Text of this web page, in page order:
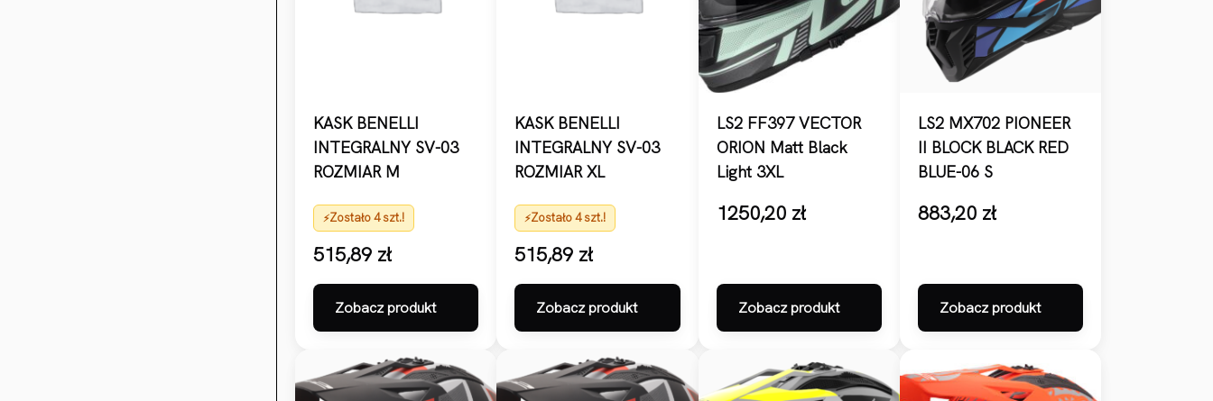
KASK BENELLI
INTEGRALNY SV-03
ROZMIAR M
Zostało 4 szt.!
515,89 zł
Zobacz produkt
KASK BENELLI
INTEGRALNY SV-03
ROZMIAR XL
Zostało 4 szt.!
515,89 zł
Zobacz produkt
LS2 FF397 VECTOR
ORION Matt Black
Light 3XL
1250,20 zł
Zobacz produkt
LS2 MX702 PIONEER
II BLOCK BLACK RED
BLUE-06 S
883,20 zł
Zobacz produkt